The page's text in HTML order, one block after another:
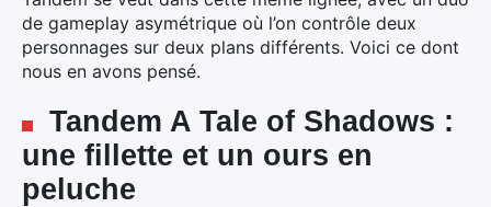
de gameplay asymétrique où l’on contrôle deux
personnages sur deux plans différents. Voici ce dont
nous en avons pensé.
Tandem A Tale of Shadows :
une fillette et un ours en
peluche